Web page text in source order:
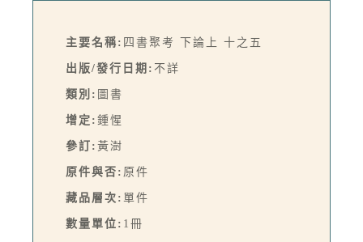
主要名稱: 四書聚考 下論上 十之五
出版/發行日期: 不詳
類別: 圖書
增定: 鍾惺
參訂: 黃澍
原件與否: 原件
藏品層次: 單件
數量單位: 1冊